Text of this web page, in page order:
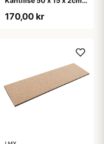
170,00 kr